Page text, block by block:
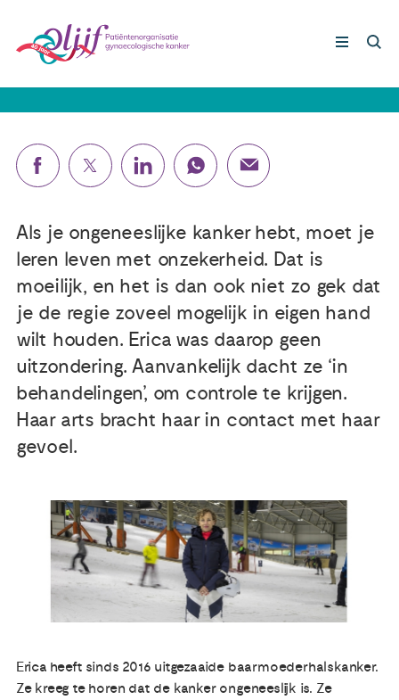
Nieuws
Agenda
Publicaties
Ervaringsdeskundigheid
Over ons
Contact
Lotgenoten
Leven met/na kanker
Steun ons
Erica (49): ‘In de skilift kwam ik tot
mijzelf’
Als je ongeneeslijke kanker hebt, moet je
leren leven met onzekerheid. Dat is
moeilijk, en het is dan ook niet zo gek dat
je de regie zoveel mogelijk in eigen hand
wilt houden. Erica was daarop geen
uitzondering. Aanvankelijk dacht ze ‘in
behandelingen’, om controle te krijgen.
Haar arts bracht haar in contact met haar
gevoel.
Erica heeft sinds 2016 uitgezaaide baarmoederhalskanker.
Ze kreeg te horen dat de kanker ongeneeslijk is. Ze